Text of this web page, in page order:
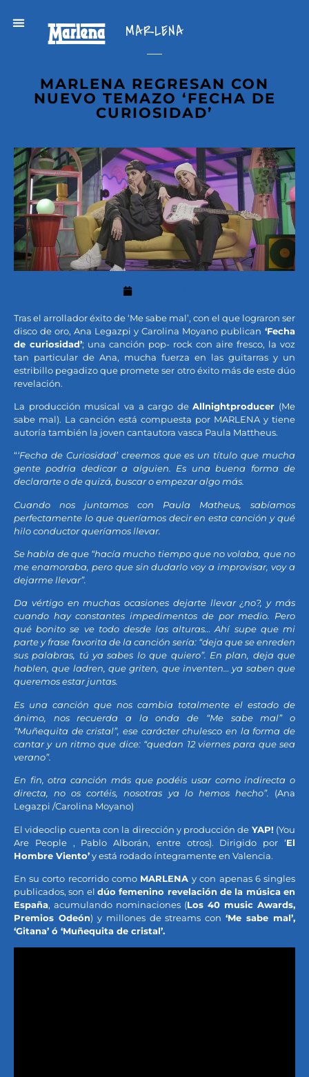
MARLENA
MARLENA REGRESAN CON
NUEVO TEMAZO ‘FECHA DE
CURIOSIDAD’
Tras el arrollador éxito de ‘Me sabe mal’, con el que lograron ser
disco de oro, Ana Legazpi y Carolina Moyano publican ‘Fecha
de curiosidad’; una canción pop- rock con aire fresco, la voz
tan particular de Ana, mucha fuerza en las guitarras y un
estribillo pegadizo que promete ser otro éxito más de este dúo
revelación.
La producción musical va a cargo deAllnightproducer (Me
sabe mal). La canción está compuesta por MARLENA y tiene
autoría también la joven cantautora vasca Paula Mattheus.
“‘Fecha de Curiosidad’ creemos que es un título que mucha
gente podría dedicar a alguien. Es una buena forma de
declararte o de quizá, buscar o empezar algo más.
Cuando nos juntamos con Paula Matheus, sabíamos
perfectamente lo que queríamos decir en esta canción y qué
hilo conductor queríamos llevar.
Se habla de que “hacía mucho tiempo que no volaba, que no
me enamoraba, pero que sin dudarlo voy a improvisar, voy a
dejarme llevar”.
Da vértigo en muchas ocasiones dejarte llevar ¿no?, y más
cuando hay constantes impedimentos de por medio. Pero
qué bonito se ve todo desde las alturas… Ahí supe que mi
parte y frase favorita de la canción sería: “deja que se enreden
sus palabras, tú ya sabes lo que quiero”. En plan, deja que
hablen, que ladren, que griten, que inventen… ya saben que
queremos estar juntas.
Es una canción que nos cambia totalmente el estado de
ánimo, nos recuerda a la onda de “Me sabe mal” o
“Muñequita de cristal”, ese carácter chulesco en la forma de
cantar y un ritmo que dice: “quedan 12 viernes para que sea
verano”.
En fin, otra canción más que podéis usar como indirecta o
directa, no os cortéis, nosotras ya lo hemos hecho”. (Ana
Legazpi /Carolina Moyano)
El videoclip cuenta con la dirección y producción de YAP! (You
Are People , Pablo Alborán, entre otros). Dirigido por ‘El
Hombre Viento’y está rodado íntegramente en Valencia.
En su corto recorrido como MARLENAy con apenas 6 singles
publicados, son el dúo femenino revelación de la música en
España, acumulando nominaciones (Los 40 music Awards,
Premios Odeón) y millones de streams con‘Me sabe mal’,
‘Gitana’ ó ‘Muñequita de cristal’.